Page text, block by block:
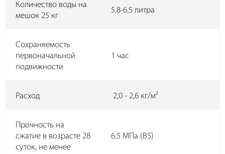
Количество воды на
мешок 25 кг
5.8-6.5 литра
Сохраняемость
первоначальной
подвижности
1 час
Расход 2,0 - 2,6 кг/м²
Прочность на
сжатие в возрасте 28
суток, не менее
6.5 МПа (B5)